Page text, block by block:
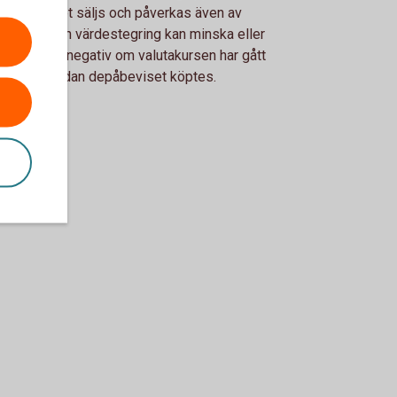
depåbeviset säljs och påverkas även av
En värdestegring kan minska eller
med bli negativ om valutakursen har gått
sedan depåbeviset köptes.